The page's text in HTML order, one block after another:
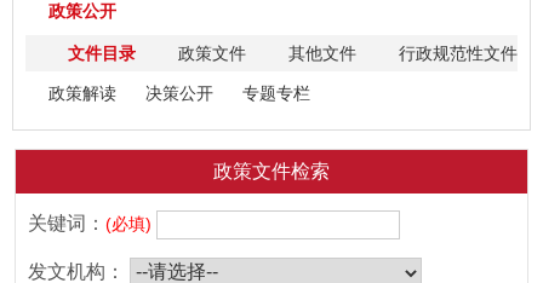
政策公开
文件目录 政策文件 其他文件 行政规范性文件
政策解读 决策公开 专题专栏
政策文件检索
关键词：(必填)
发文机构：